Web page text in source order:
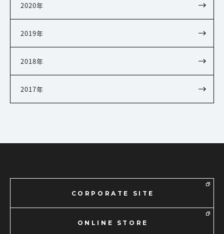
2020年
2019年
2018年
2017年
CORPORATE SITE
ONLINE STORE